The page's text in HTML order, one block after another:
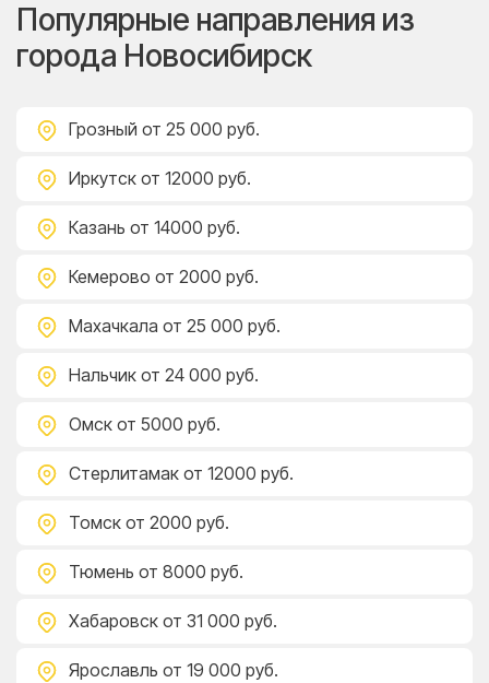
Популярные направления из
города Новосибирск
Грозный от 25 000 руб.
Иркутск от 12000 руб.
Казань от 14000 руб.
Кемерово от 2000 руб.
Махачкала от 25 000 руб.
Нальчик от 24 000 руб.
Омск от 5000 руб.
Стерлитамак от 12000 руб.
Томск от 2000 руб.
Тюмень от 8000 руб.
Хабаровск от 31 000 руб.
Ярославль от 19 000 руб.